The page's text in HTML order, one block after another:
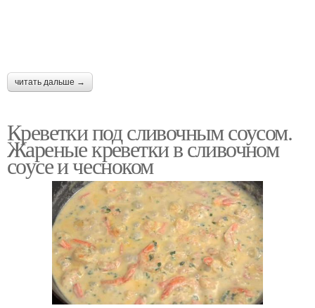
читать дальше →
Креветки под сливочным соусом.
Жареные креветки в сливочном
соусе и чесноком